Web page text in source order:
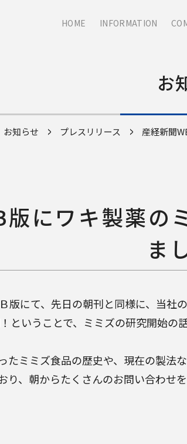
HOME INFORMATION
お
お知らせ プレスリリース 産経新聞
版にワキ製薬の
ま
版にて、先日の朝刊と同様に、当社
ということで、ミミズの研究開始の
たミミズ食品の歴史や、現在の製法
り、朝からたくさんのお問い合わせ